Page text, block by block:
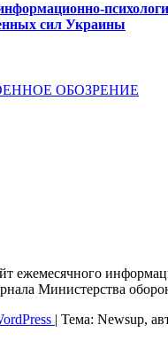
сил Украины
ОБОЗРЕНИЕ
ежемесячного
Министерства
| Тема: Newsup,